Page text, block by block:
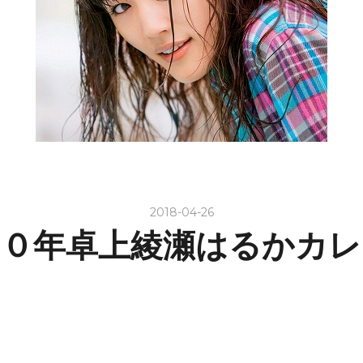
2018-04-26
年卓上綾瀬はるかカ